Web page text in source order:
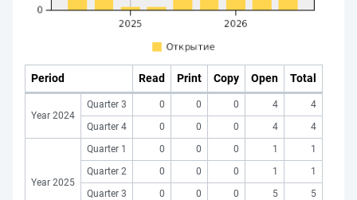
Period Read Print Copy Open Total
Year 2024
Quarter 3 0 0 0 4
4
Quarter 4
0 0 0 4 4
Year 2025
Quarter 1 0 0 0 1
1
Quarter 2
0 0 0 1
1
Quarter 3
0 0 0 5
5